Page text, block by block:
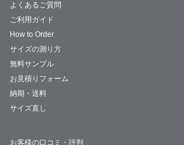
よくあるご質問
ご利用ガイド
How to Order
サイズの測り方
無料サンプル
お見積りフォーム
納期・送料
サイズ直し
お客様の口コミ・評判